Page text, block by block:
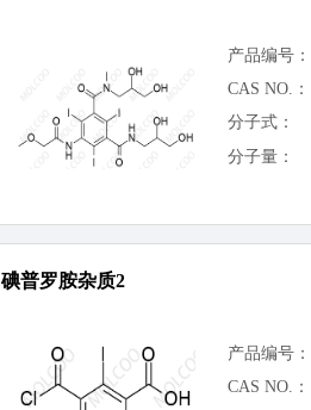
产品编号：
CAS NO.：
分子式：
分子量：
碘普罗胺杂质2
产品编号：
CAS NO.：